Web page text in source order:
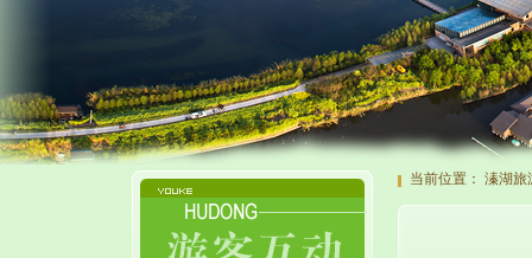
当前位置： 溱湖旅